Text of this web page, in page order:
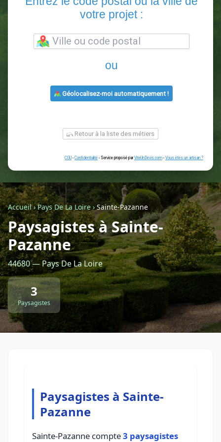
2 3
Entrez le code postal ou la
ou
Retour à la liste des métiers
CGU-Confidentialité- Service proposé parViteUnDevis.com - Vous
Accueil›Pays De La Loire › Sainte-Pazanne
Paysagistes à Sainte-
Pazanne
44680 — Pays De La Loire
3
Paysagistes
Paysagistes à Sainte-
Pazanne
Sainte-Pazanne compte3 paysagistes